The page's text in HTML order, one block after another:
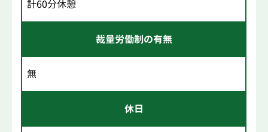
計60分休憩
裁量労働制の有無
無
休日